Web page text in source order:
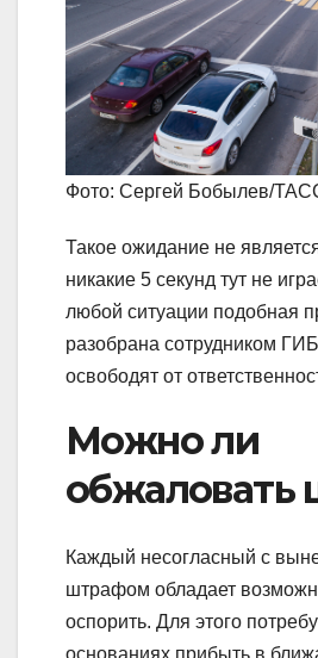
Фото: Сергей Бобылев/
Такое ожидание не
никакие 5 секунд тут не
любой ситуации подобная
разобрана сотрудником
освободят от
Можно ли
обжаловать
Каждый несогласный с
штрафом обладает
оспорить. Для этого
основаниях прибыть в